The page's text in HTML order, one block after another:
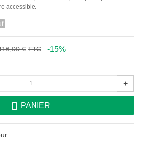
accessible.
€ TTC -15%
+
PANIER